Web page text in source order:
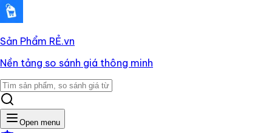
Sản Phẩm RẺ.vn
Nền tảng so sánh giá thông minh
Open menu